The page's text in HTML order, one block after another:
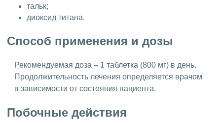
тальк;
диоксид титана.
Способ применения и дозы
Рекомендуемая доза – 1 таблетка (800 мг) в день.
Продолжительность лечения определяется врачом
в зависимости от состояния пациента.
Побочные действия